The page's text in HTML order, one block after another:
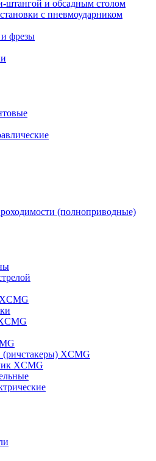
штангой и обсадным столом
с пневмоударником
и фрезы
(полноприводные)
XCMG
XCMG